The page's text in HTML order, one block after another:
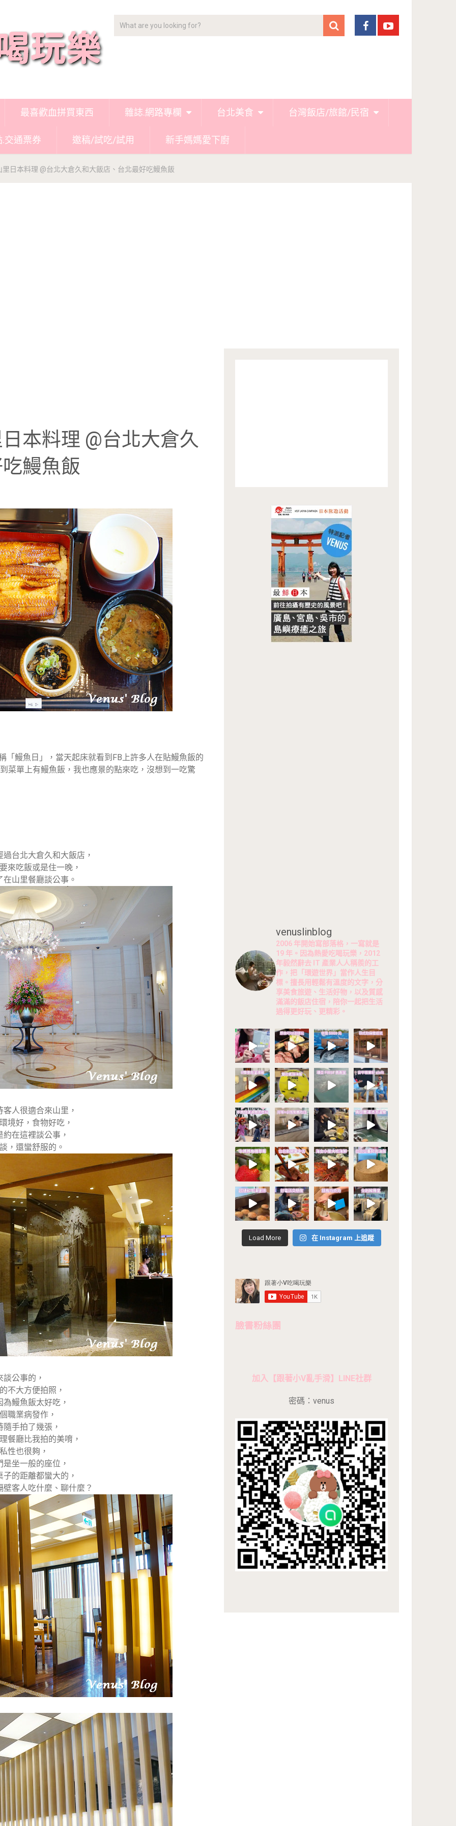
最喜歡血拼買東西 雜誌.網路專欄 台北美食 台灣飯店/旅館/民宿
.交通票券 邀稿/試吃/試用 新手媽媽愛下廚
日本料理 @台北大倉久和大飯店、台北最好吃鰻魚飯
本料理 @台北大倉久
鰻魚飯
鰻魚日」，當天起床就看到FB上許多人在貼鰻魚飯的
菜單上有鰻魚飯，我也應景的點來吃，沒想到一吃驚
台北大倉久和大飯店，
來吃飯或是住一晚，
在山里餐廳談公事。
客人很適合來山里，
境好，食物好吃，
約在這裡談公事，
，還蠻舒服的。
談公事的，
不大方便拍照，
為鰻魚飯太好吃，
職業病發作，
隨手拍了幾張，
餐廳比我拍的美唷，
性也很夠，
是坐一般的座位，
子的距離都蠻大的，
客人吃什麼、聊什麼？
venuslinblog
2006 年開始寫部落格，一寫就是
19 年。因為熱愛吃喝玩樂，2012
年毅然辭去 IT 產業人人稱羨的工
作，把「環遊世界」當作人生目
標。擅長用輕鬆有溫度的文字，分
享美食旅遊、生活好物，以及質感
滿滿的飯店住宿，陪你一起把生活
過得更好玩、更精彩。
Load More 在 Instagram 上追蹤
臉書粉絲團
加入【跟著小V亂手滑】LINE社群
密碼：venus